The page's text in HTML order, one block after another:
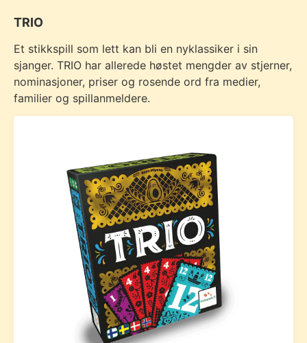
TRIO
Et stikkspill som lett kan bli en nyklassiker i sin
sjanger. TRIO har allerede høstet mengder av stjerner,
nominasjoner, priser og rosende ord fra medier,
familier og spillanmeldere.